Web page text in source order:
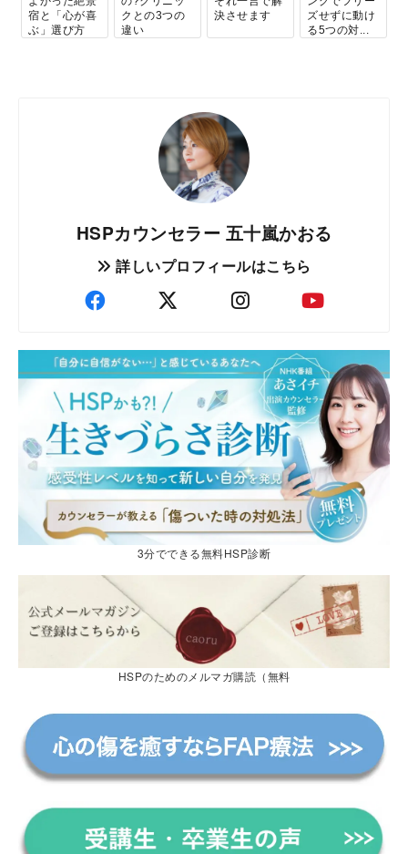
宿と「心が喜
ぶ」選び方
クとの3つの
違い
決させます
ズせずに動け
る5つの対...
HSPカウンセラー 五十嵐かおる
詳しいプロフィールはこちら
3分でできる無料HSP診断
HSPのためのメルマガ購読（無料